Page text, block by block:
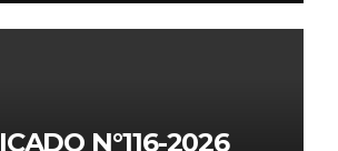
N°116-2026